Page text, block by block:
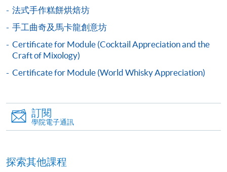
交下期學費的學員，提供網上服務，如學員就讀的課
網上支付可通過「繳費靈」(PPS) (不適用於手機)、
VISA 或 Mastercard、「微信支付」(Online WeChat
Pay) 、「支付寶」(Online Alipay) 或 「轉數快」(FPS)
親身報名/郵遞
報讀新課程
法式手作糕餅烘焙坊
手工曲奇及馬卡龍創意坊
Certificate for Module (Cocktail Appreciation and the
Craft of Mixology)
Certificate for Module (World Whisky Appreciation)
訂閱
學院電子通訊
探索其他課程